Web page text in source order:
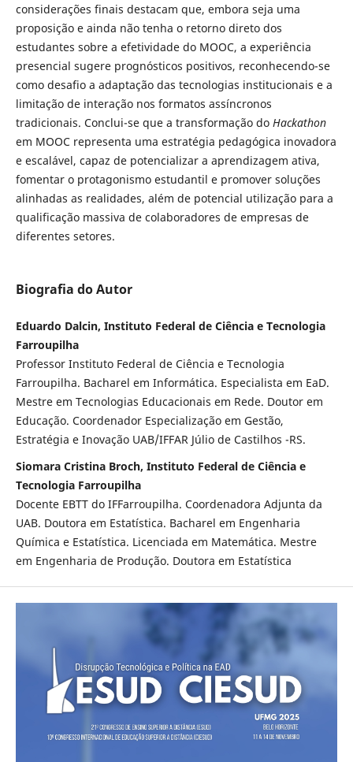
considerações finais destacam que, embora seja uma
proposição e ainda não tenha o retorno direto dos
estudantes sobre a efetividade do MOOC, a experiência
presencial sugere prognósticos positivos, reconhecendo-se
como desafio a adaptação das tecnologias institucionais e a
limitação de interação nos formatos assíncronos
tradicionais. Conclui-se que a transformação do Hackathon
em MOOC representa uma estratégia pedagógica inovadora
e escalável, capaz de potencializar a aprendizagem ativa,
fomentar o protagonismo estudantil e promover soluções
alinhadas as realidades, além de potencial utilização para a
qualificação massiva de colaboradores de empresas de
diferentes setores.
Biografia do Autor
Eduardo Dalcin, Instituto Federal de Ciência e Tecnologia
Farroupilha
Professor Instituto Federal de Ciência e Tecnologia
Farroupilha. Bacharel em Informática. Especialista em EaD.
Mestre em Tecnologias Educacionais em Rede. Doutor em
Educação. Coordenador Especialização em Gestão,
Estratégia e Inovação UAB/IFFAR Júlio de Castilhos -RS.
Siomara Cristina Broch, Instituto Federal de Ciência e
Tecnologia Farroupilha
Docente EBTT do IFFarroupilha. Coordenadora Adjunta da
UAB. Doutora em Estatística. Bacharel em Engenharia
Química e Estatística. Licenciada em Matemática. Mestre
em Engenharia de Produção. Doutora em Estatística